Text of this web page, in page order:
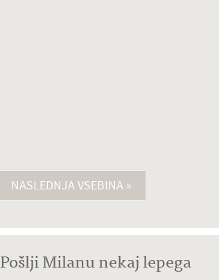
NASLEDNJA VSEBINA »
Pošlji Milanu nekaj lepega